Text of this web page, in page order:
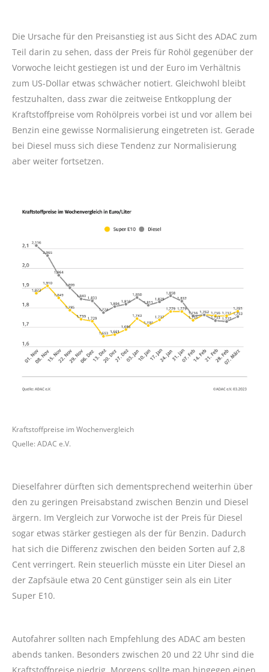
Die Ursache für den Preisanstieg ist aus Sicht des ADAC zum
Teil darin zu sehen, dass der Preis für Rohöl gegenüber der
Vorwoche leicht gestiegen ist und der Euro im Verhältnis
zum US-Dollar etwas schwächer notiert. Gleichwohl bleibt
festzuhalten, dass zwar die zeitweise Entkopplung der
Kraftstoffpreise vom Rohölpreis vorbei ist und vor allem bei
Benzin eine gewisse Normalisierung eingetreten ist. Gerade
bei Diesel muss sich diese Tendenz zur Normalisierung
aber weiter fortsetzen.
Kraftstoffpreise im Wochenvergleich
Quelle: ADAC e.V.
Dieselfahrer dürften sich dementsprechend weiterhin über
den zu geringen Preisabstand zwischen Benzin und Diesel
ärgern. Im Vergleich zur Vorwoche ist der Preis für Diesel
sogar etwas stärker gestiegen als der für Benzin. Dadurch
hat sich die Differenz zwischen den beiden Sorten auf 2,8
Cent verringert. Rein steuerlich müsste ein Liter Diesel an
der Zapfsäule etwa 20 Cent günstiger sein als ein Liter
Super E10.
Autofahrer sollten nach Empfehlung des ADAC am besten
abends tanken. Besonders zwischen 20 und 22 Uhr sind die